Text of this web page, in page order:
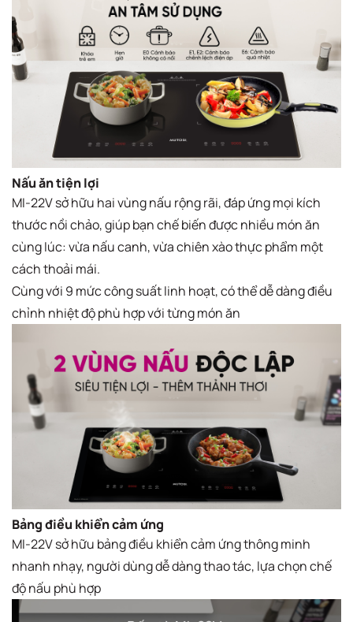
Nấu ăn tiện lợi
MI-22V sở hữu hai vùng nấu rộng rãi, đáp ứng mọi kích
thước nồi chảo, giúp bạn chế biến được nhiều món ăn
cùng lúc: vừa nấu canh, vừa chiên xào thực phẩm một
cách thoải mái.
Cùng với 9 mức công suất linh hoạt, có thể dễ dàng điều
chỉnh nhiệt độ phù hợp với từng món ăn
Bảng điều khiển cảm ứng
MI-22V sở hữu bảng điều khiển cảm ứng thông minh
nhanh nhạy, người dùng dễ dàng thao tác, lựa chọn chế
độ nấu phù hợp